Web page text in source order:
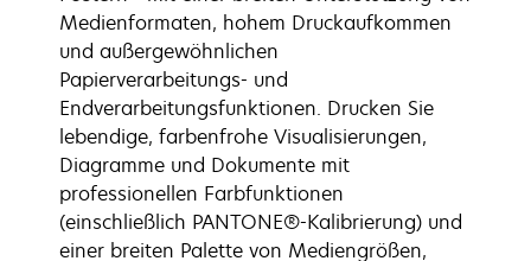
Medienformaten, hohem Druckaufkommen
und außergewöhnlichen
Papierverarbeitungs- und
Endverarbeitungsfunktionen. Drucken Sie
lebendige, farbenfrohe Visualisierungen,
Diagramme und Dokumente mit
professionellen Farbfunktionen
(einschließlich PANTONE®-Kalibrierung) und
einer breiten Palette von Mediengrößen,